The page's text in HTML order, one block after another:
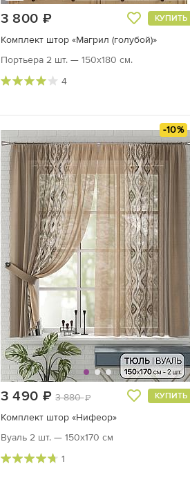
3 800 КУПИТЬ
Комплект штор «Магрил (голубой)»
Портьера 2 шт. — 150х180 см.
4
-10%
3 490 руб.
3 880 КУПИТЬ
Комплект штор «Нифеор»
Вуаль 2 шт. — 150х170 см
1